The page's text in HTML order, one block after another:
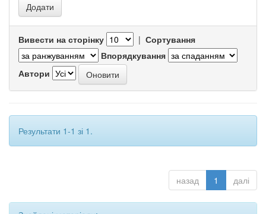
Вивести на сторінку | Сортування
Впорядкування
Автори
Результати 1-1 зі 1.
назад 1 далі